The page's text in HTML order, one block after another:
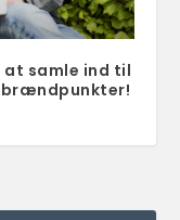
at samle ind til
brændpunkter!